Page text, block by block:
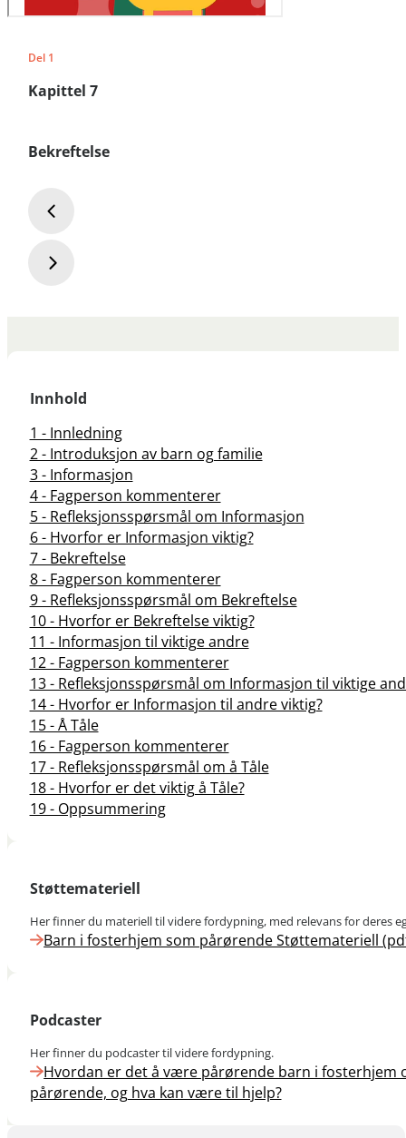
Del 1
Kapittel 7
Bekreftelse
Innhold
1 - Innledning
2 - Introduksjon av barn og familie
3 - Informasjon
4 - Fagperson kommenterer
5 - Refleksjonsspørsmål om Informasjon
6 - Hvorfor er Informasjon viktig?
7 - Bekreftelse
8 - Fagperson kommenterer
9 - Refleksjonsspørsmål om Bekreftelse
10 - Hvorfor er Bekreftelse viktig?
11 - Informasjon til viktige andre
12 - Fagperson kommenterer
13 - Refleksjonsspørsmål om Informasjon til viktige
14 - Hvorfor er Informasjon til andre viktig?
15 - Å Tåle
16 - Fagperson kommenterer
17 - Refleksjonsspørsmål om å Tåle
18 - Hvorfor er det viktig å Tåle?
19 - Oppsummering
Støttemateriell
Her finner du materiell til videre fordypning, med relevans for deres
Barn i fosterhjem som pårørende Støttemateriell
Podcaster
Her finner du podcaster til videre fordypning.
Hvordan er det å være pårørende barn i fosterhjem
pårørende, og hva kan være til hjelp?